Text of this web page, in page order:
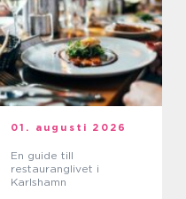
01. augusti 2026
En guide till
restauranglivet i
Karlshamn